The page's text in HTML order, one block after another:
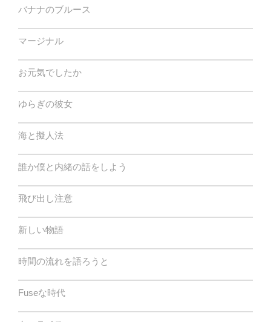
バナナのブルース
マージナル
お元気でしたか
ゆらぎの彼女
海と擬人法
誰か僕と内緒の話をしよう
飛び出し注意
新しい物語
時間の流れを語ろうと
Fuseな時代